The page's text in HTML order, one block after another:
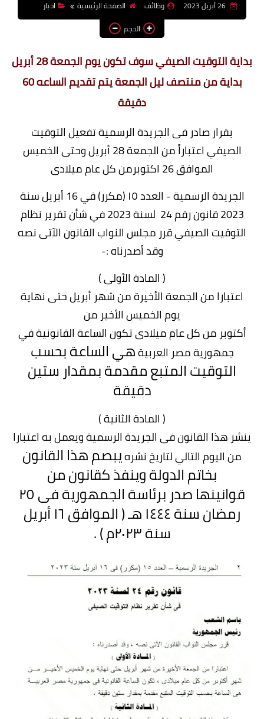
وظائف اعضاء هيئة تدريس
بالجامعات والمعاهد
اخبار
26 أبريل 2023 وظائف الصفحة الرئيسية
اخبار
الحجم
بداية التوقيت الصيفي سوف تكون يوم الجمعة 28 أبريل
بداية من منتصف ليل الجمعة يتم تقديم الساعه 60
دقيقة
بقرار صادر فى الجريدة الرسمية تفعيل التوقيت
الصيفي اعتباراً من الجمعة 28 أبريل وحتى الخميس
الموافق 26 اكتوبرمن كل عام ميلادى
الجريدة الرسمية - العدد ۱٥ (مكرر) في 16 أبريل سنة
2023قانون رقم 24 لسنة 2023
في شأن تقرير نظام
التوقيت الصيفيقرر مجلس النواب القانون الآتى نصه
وقد أصدرناه :-
( المادة الأولى )
اعتبارا من الجمعة الأخيرة من شهر أبريل حتى نهاية
يوم الخميس الأخير من
أكتوبر من كل عام ميلادى تكون الساعة القانونية في
جمهورية مصر العربيةهي الساعة بحسب
التوقيت المتبع مقدمة بمقدار ستين
دقيقة
( المادة الثانية )
ينشر هذا القانون فى الجريدة الرسمية ويعمل به اعتبارا
من اليوم التالي لتاريخ نشرهيبصم هذا القانون
بخاتم الدولة وينفذ كقانون من
قوانينها صدر برئاسة الجمهورية فى ٢٥
رمضان سنة ١٤٤٤ هـ ( الموافق ١٦ أبريل
سنة ٢٠٢٣م ) .